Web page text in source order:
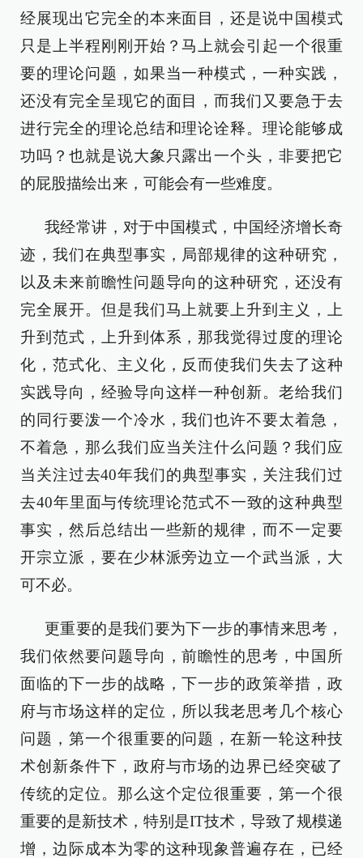
经展现出它完全的本来面目，还是说中国模式
只是上半程刚刚开始？马上就会引起一个很重
要的理论问题，如果当一种模式，一种实践，
还没有完全呈现它的面目，而我们又要急于去
进行完全的理论总结和理论诠释。理论能够成
功吗？也就是说大象只露出一个头，非要把它
的屁股描绘出来，可能会有一些难度。
我经常讲，对于中国模式，中国经济增长奇
迹，我们在典型事实，局部规律的这种研究，
以及未来前瞻性问题导向的这种研究，还没有
完全展开。但是我们马上就要上升到主义，上
升到范式，上升到体系，那我觉得过度的理论
化，范式化、主义化，反而使我们失去了这种
实践导向，经验导向这样一种创新。老给我们
的同行要泼一个冷水，我们也许不要太着急，
不着急，那么我们应当关注什么问题？我们应
当关注过去40年我们的典型事实，关注我们过
去40年里面与传统理论范式不一致的这种典型
事实，然后总结出一些新的规律，而不一定要
开宗立派，要在少林派旁边立一个武当派，大
可不必。
更重要的是我们要为下一步的事情来思考，
我们依然要问题导向，前瞻性的思考，中国所
面临的下一步的战略，下一步的政策举措，政
府与市场这样的定位，所以我老思考几个核心
问题，第一个很重要的问题，在新一轮这种技
术创新条件下，政府与市场的边界已经突破了
传统的定位。那么这个定位很重要，第一个很
重要的是新技术，特别是IT技术，导致了规模递
增，边际成本为零的这种现象普遍存在，已经